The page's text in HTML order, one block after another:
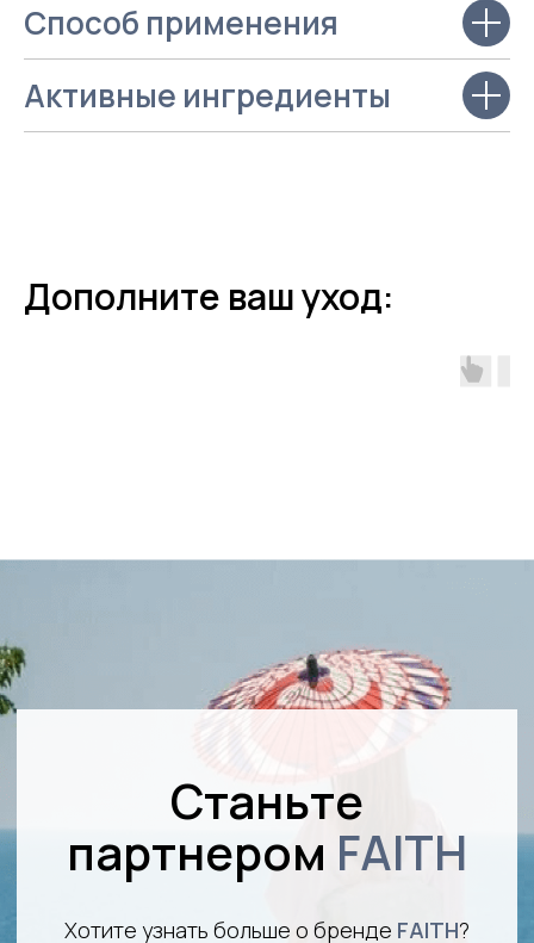
Способ применения
Активные ингредиенты
Дополните ваш уход:
Хотите узнать больше о бренде FAITH
ГЛАВНАЯ
*